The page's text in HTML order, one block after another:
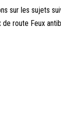
sur les sujets
route Feux